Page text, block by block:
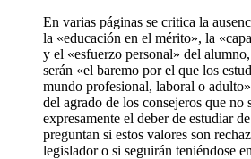
En varias páginas se critica la
la «educación en el mérito», la
y el «esfuerzo personal» del
serán «el baremo por el que los
mundo profesional, laboral o
del agrado de los consejeros que no
expresamente el deber de estudiar
preguntan si estos valores son
legislador o si seguirán teniéndose